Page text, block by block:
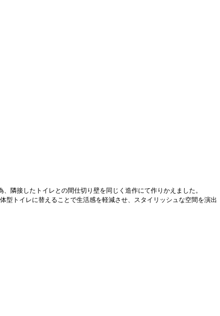
隣接したトイレとの間仕切り壁を同じく造作にて作りかえました。
トイレに替えることで生活感を軽減させ、スタイリッシュな空間を演出